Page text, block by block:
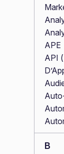
APE
API
B